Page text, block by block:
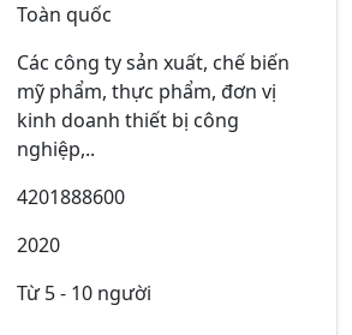
Toàn quốc
Các công ty sản xuất, chế biến
mỹ phẩm, thực phẩm, đơn vị
kinh doanh thiết bị công
nghiệp,..
4201888600
2020
Từ 5 - 10 người